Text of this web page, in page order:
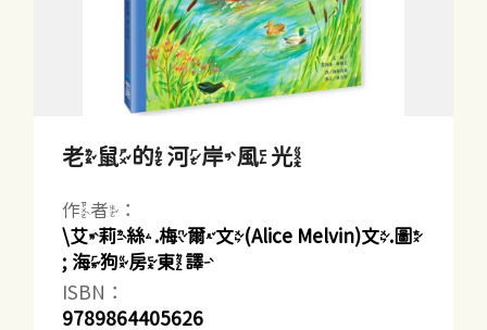
老鼠的河岸風光
作者：
\艾莉絲.梅爾文(Alice Melvin)文.圖
; 海狗房東譯
ISBN：
9789864405626